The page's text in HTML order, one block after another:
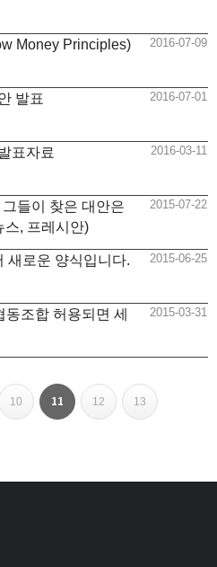
Money Principles) 2016-07-09
발표 2016-07-01
표자료 2016-03-11
들이 찾은 대안은
스, 프레시안)
2015-07-22
새로운 양식입니다. 2015-06-25
동조합 허용되면 세
2015-03-31
10 11 12 13